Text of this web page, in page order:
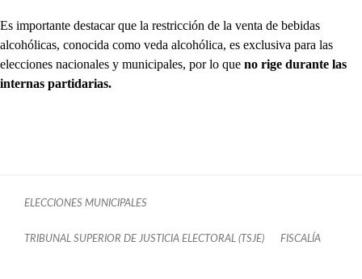
Es importante destacar que la restricción de la venta de bebidas
alcohólicas, conocida como veda alcohólica, es exclusiva para las
elecciones nacionales y municipales, por lo que no rige durante las
internas partidarias.
ELECCIONES MUNICIPALES
TRIBUNAL SUPERIOR DE JUSTICIA ELECTORAL (TSJE) FISCALÍA